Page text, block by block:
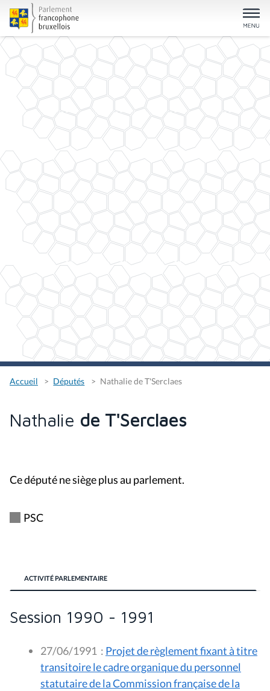
Accueil Députés Nathalie de T'Serclaes
Nathalie de T'Serclaes
Ce député ne siège plus au parlement.
PSC
ACTIVITÉ PARLEMENTAIRE
Session 1990 - 1991
27/06/1991 : Projet de règlement fixant à titre
transitoire le cadre organique du personnel
statutaire de la Commission française de la